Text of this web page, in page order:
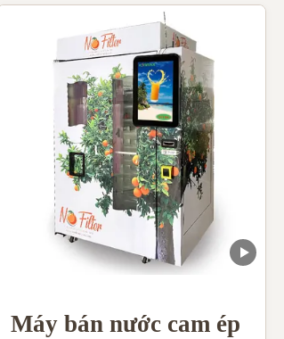
Máy bán nước cam ép